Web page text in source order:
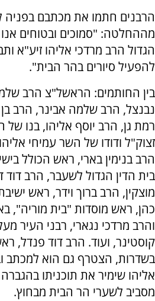
הרבנים חתמו את מכתבם בפניה
מההחלטה: "סמוכים ובטוחים
הגדול הרב מרדכי אליהו זיע"א
להפעיל סיורים בהר הבית".
בין החותמים: הראשל"צ הרב
נבנצל, הרב שלמה אבינר, הרב בן
רמת גן, הרב יוסף אליהו, בנו
זצוק"ל ודודו של השר עמיחי
הרב בנימין בארי, ראש הכולל
בית הדין הגדול לשעבר, הרב דוד
מוצקין, הרב ברוך וידר, ראש
כהן, ראש מוסדות "בית מוריה",
והרב מרדכי נגארי, רבני העיר
קוסטינר, ועוד. הרב דוד פנדל,
בשדרות, הצטרף גם הוא למכתב
אליהו שימיר את תוכניתו
מסביב לשערי הר הבית מבחוץ.